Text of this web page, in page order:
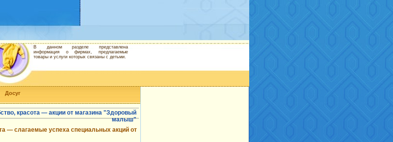
Досуг
В данном разделе представлена
информация о фирмах, предлагаемые
товары и услуги которых связаны с детьми.
красота — акции от магазина "Здоровый
малыш"
— слагаемые успеха специальных акций от